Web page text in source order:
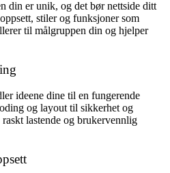
din er unik, og det bør nettside ditt
stiler og funksjoner som
til målgruppen din og hjelper
ideene dine til en fungerende
og layout til sikkerhet og
lastende og brukervennlig